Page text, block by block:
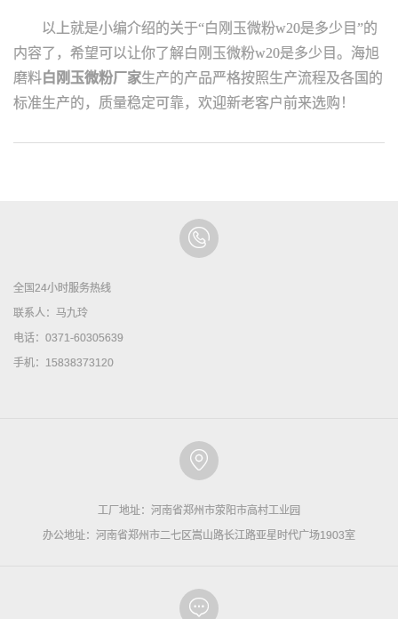
以上就是小编介绍的关于“白刚玉微粉w20是多少目”的
内容了，希望可以让你了解白刚玉微粉w20是多少目。海旭
磨料白刚玉微粉厂家生产的产品严格按照生产流程及各国的
标准生产的，质量稳定可靠，欢迎新老客户前来选购！
全国24小时服务热线
联系人：马九玲
电话：0371-60305639
手机：15838373120
工厂地址：河南省郑州市荥阳市高村工业园
办公地址：河南省郑州市二七区嵩山路长江路亚星时代广场1903室